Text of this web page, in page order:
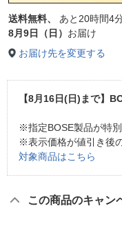
送料無料、 あと 20時間4
8月9日（日） お届け
お届け先を変更する
【8月16日(日)まで】
※指定BOSE製品が特
※表示価格が値引き後
対象商品はこちら
この商品のキャン